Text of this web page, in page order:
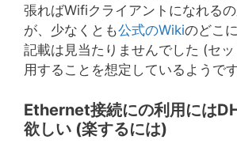
張ればWifiクライアントになれる
が、少なくとも公式のWikiのどこ
記載は見当たりませんでした (セッ
用することを想定しているようです
Ethernet接続にの利用には
欲しい (楽するには)